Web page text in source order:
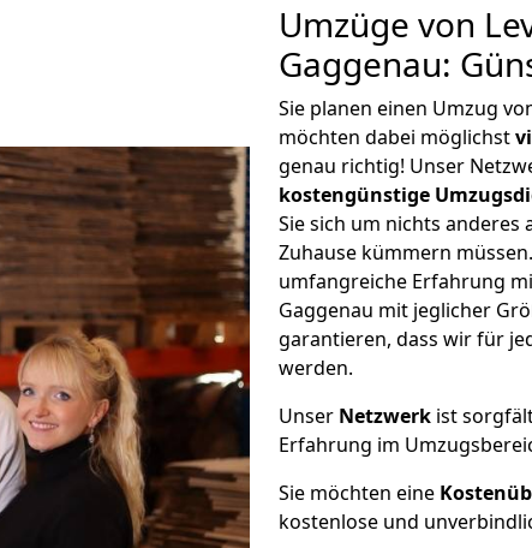
Umzüge von
Gaggenau:
Sie planen einen Umzug
möchten dabei möglichst
genau richtig! Unser
kostengünstige
Sie sich um nichts
Zuhause kümmern
umfangreiche Erfahrung
Gaggenau mit jeglicher
garantieren, dass wir für
werden.
Unser Netzwerk ist
Erfahrung im
Sie möchten eine
kostenlose und